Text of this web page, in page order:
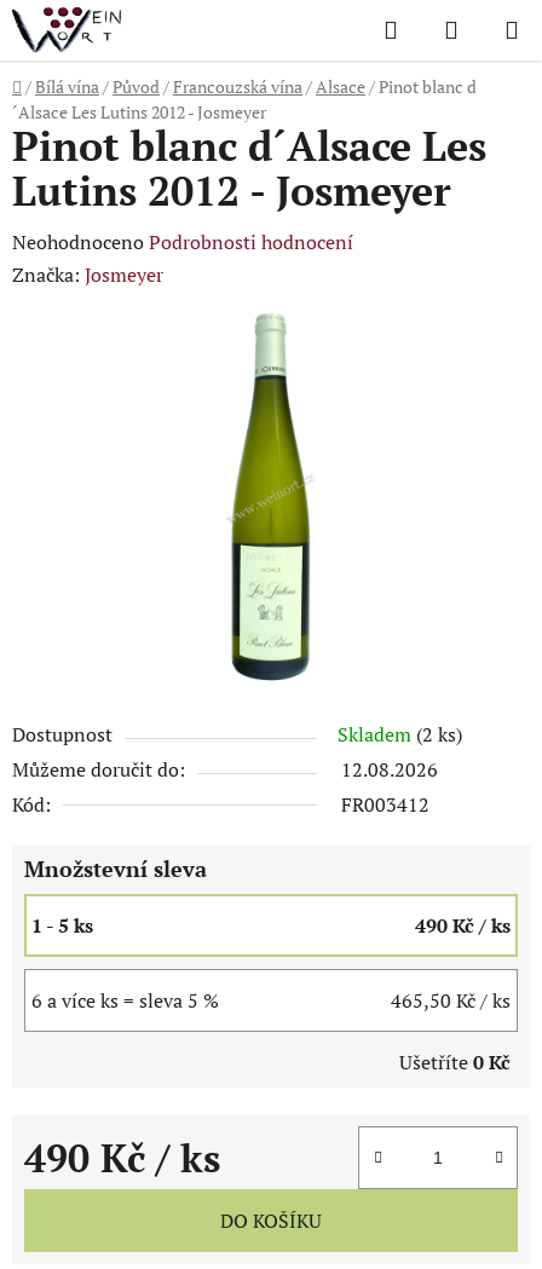
Přejít
na
obsah
Hledat
KOŠÍK
Domů
/Bílá vína/Původ/Francouzská vína/Alsace/Pinot blanc d
´Alsace Les Lutins 2012 - Josmeyer
Dostupnost Skladem (2 ks)
Můžeme doručit do:
12.08.2026
Kód:
FR003412
Množstevní sleva
1 - 5 ks 490 Kč/ ks
6 a více ks = sleva 5 % 465,50 Kč/ ks
Ušetříte0 Kč
490 Kč / ks
Měrná cena:
DO KOŠÍKU
Pinot blanc d´Alsace Les
Lutins 2012 - Josmeyer
Průměrné
hodnocení
NeohodnocenoPodrobnosti hodnocení
Značka: Josmeyer